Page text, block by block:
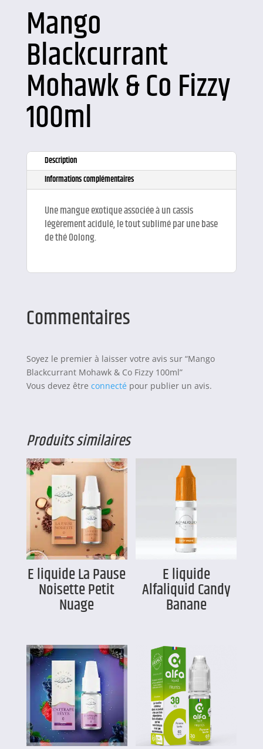
Mango
Blackcurrant
Mohawk & Co Fizzy
100ml
Description
Informations complémentaires
Une mangue exotique associée à un cassis
légèrement acidulé, le tout sublimé par une base
de thé Oolong.
Commentaires
Soyez le premier à laisser votre avis sur “Mango
Blackcurrant Mohawk & Co Fizzy 100ml”
Vous devez être connecté pour publier un avis.
Produits similaires
E liquide La Pause
Noisette Petit
Nuage
E liquide
Alfaliquid Candy
Banane